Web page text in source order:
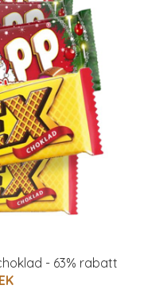
- 63% rabatt